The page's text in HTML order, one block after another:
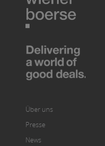
Über uns
Presse
News